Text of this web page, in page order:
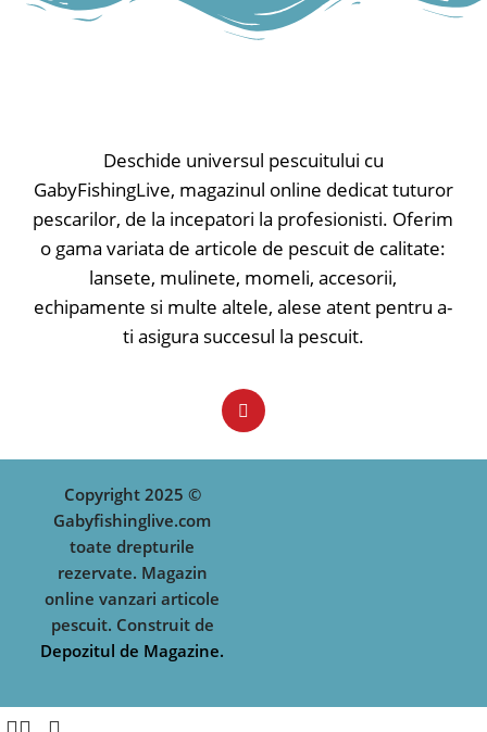
Deschide universul pescuitului cu
GabyFishingLive, magazinul online dedicat tuturor
pescarilor, de la incepatori la profesionisti. Oferim
o gama variata de articole de pescuit de calitate:
lansete, mulinete, momeli, accesorii,
echipamente si multe altele, alese atent pentru a-
ti asigura succesul la pescuit.
Copyright 2025 ©
Gabyfishinglive.com
toate drepturile
rezervate. Magazin
online vanzari articole
pescuit. Construit de
Depozitul de Magazine.